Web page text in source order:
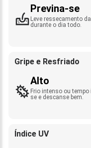
Previna-se
Leve ressecamento
durante o dia todo.
Gripe e Resfriado
Alto
Frio intenso ou
se e descanse bem.
Índice UV